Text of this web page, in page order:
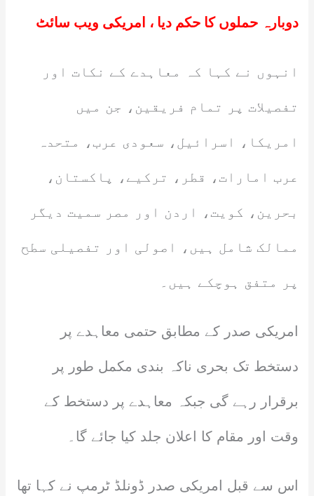
دوبارہ حملوں کا حکم دیا ، امریکی ویب سائٹ
انہوں نے کہا کہ معاہدے کے نکات اور
تفصیلات پر تمام فریقین، جن میں
امریکا، اسرائیل، سعودی عرب، متحدہ
عرب امارات، قطر، ترکیے، پاکستان،
بحرین، کویت، اردن اور مصر سمیت دیگر
ممالک شامل ہیں، اصولی اور تفصیلی سطح
پر متفق ہوچکے ہیں۔
امریکی صدر کے مطابق حتمی معاہدے پر
دستخط تک بحری ناکہ بندی مکمل طور پر
برقرار رہے گی جبکہ معاہدے پر دستخط کے
وقت اور مقام کا اعلان جلد کیا جائے گا۔
اس سے قبل امریکی صدر ڈونلڈ ٹرمپ نے کہا تھا